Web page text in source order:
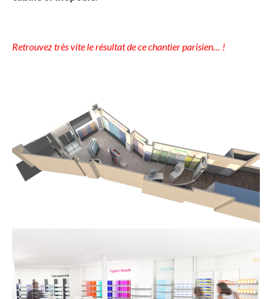
Retrouvez très vite le résultat de ce chantier parisien… !